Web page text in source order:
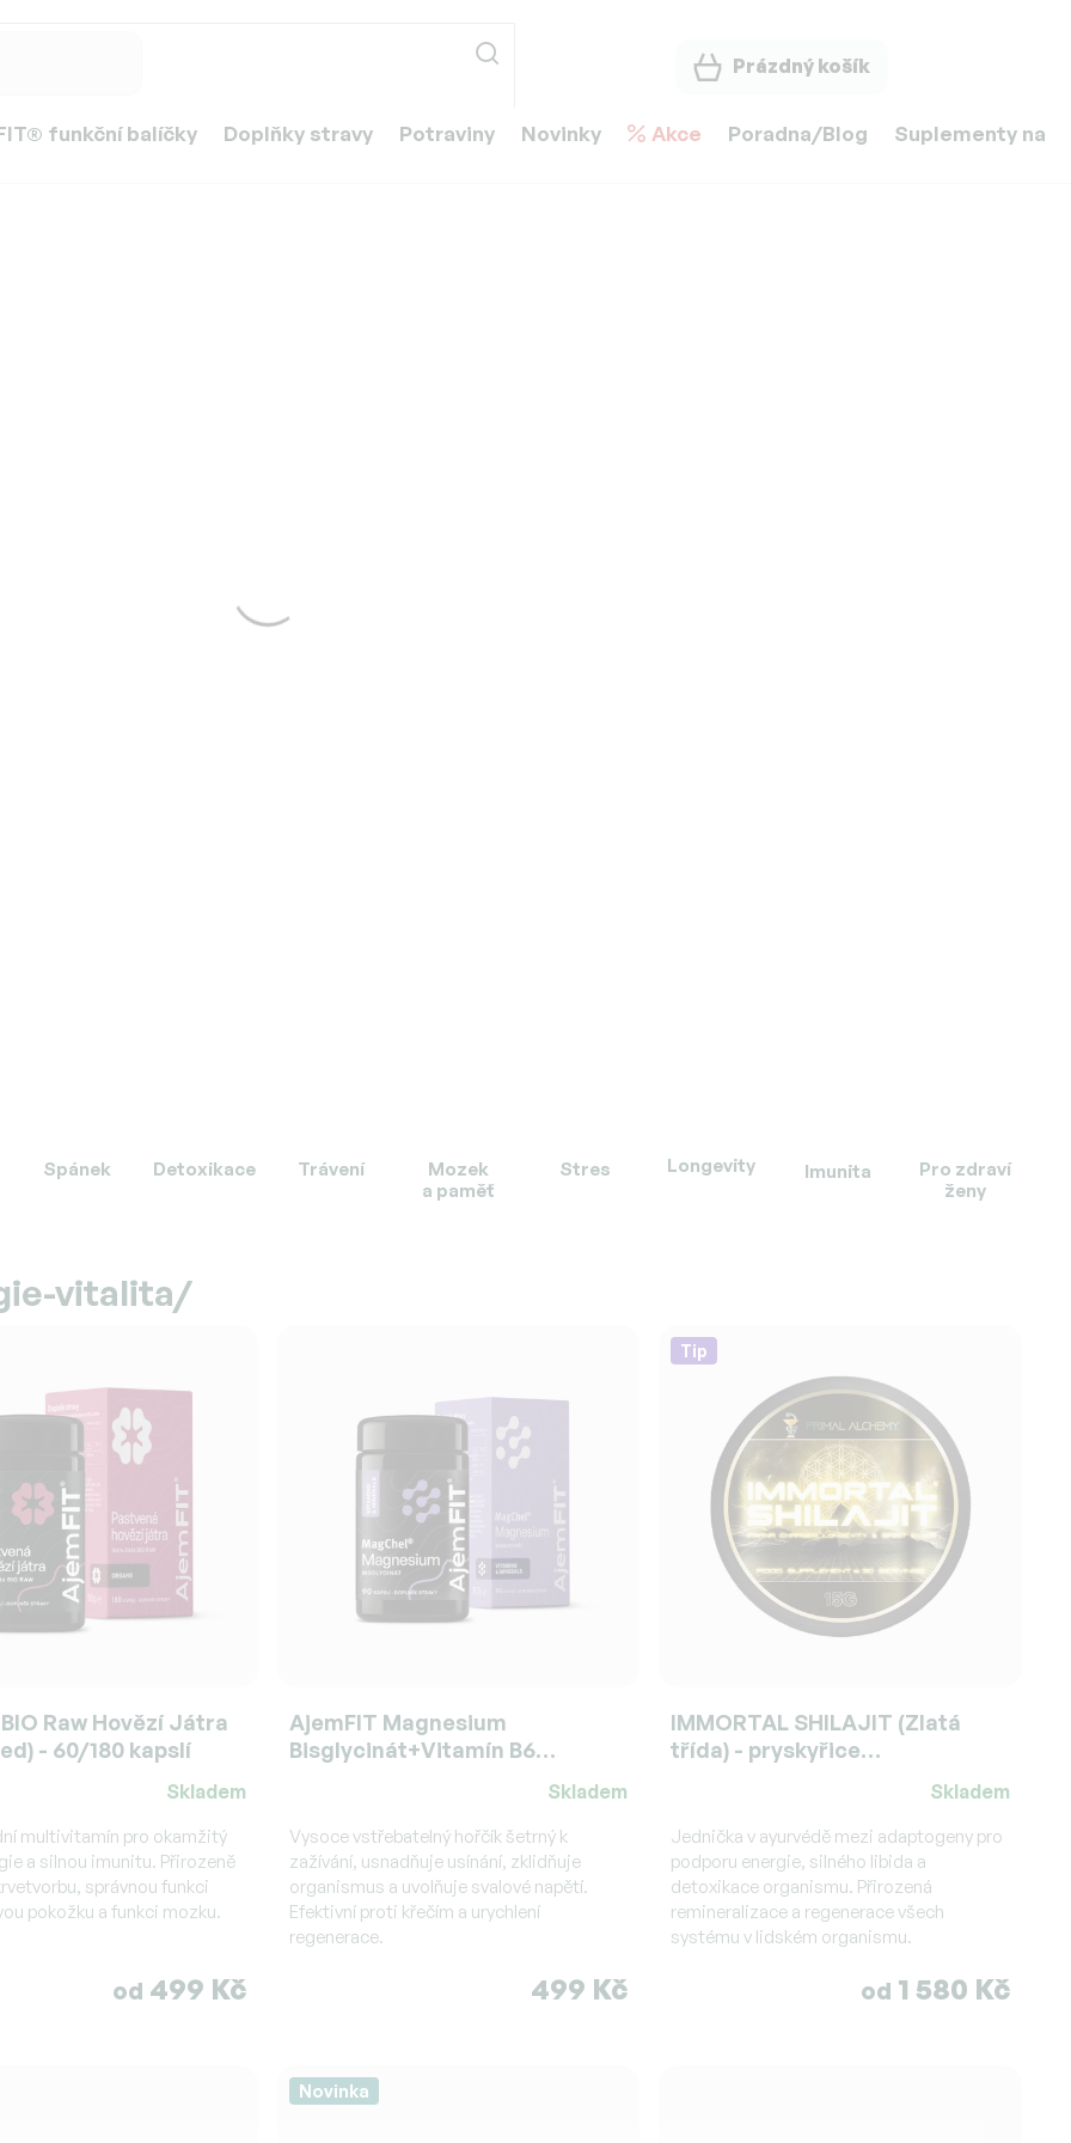
Prázdný košík
funkční balíčky Doplňky stravy Potraviny Novinky Akce Poradna/Blog Suplementy na
Spánek Detoxikace Trávení
Mozek
a paměť
Stres Longevity Imunita
Pro zdraví
ženy
vitalita/
Raw Hovězí Játra
- 60/180 kapslí
Skladem
od 499 Kč
multivitamín pro okamžitý
a silnou imunitu. Přirozeně
správnou funkci
pokožku a funkci mozku.
AjemFIT Magnesium
Bisglycinát+Vitamín B6
hodnocení
produktu
je
4,9
z
Skladem
499 Kč
Vysoce vstřebatelný hořčík šetrný k
zažívání, usnadňuje usínání, zklidňuje
organismus a uvolňuje svalové napětí.
Efektivní proti křečím a urychlení
regenerace.
Tip
IMMORTAL SHILAJIT (Zlatá
třída) - pryskyřice
hodnocení
produktu
je
4,4
z
Skladem
od 1 580 Kč
Jednička v ayurvédě mezi adaptogeny pro
podporu energie, silného libida a
detoxikace organismu. Přirozená
remineralizace a regenerace všech
systému v lidském organismu.
Novinka